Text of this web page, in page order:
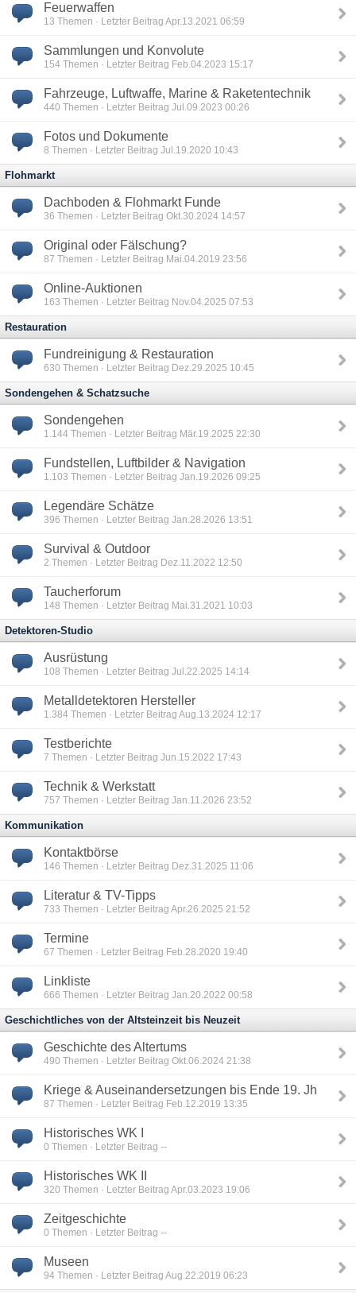
Feuerwaffen
13 Themen · Letzter Beitrag Apr.13.2021 06:59
Sammlungen und Konvolute
154 Themen · Letzter Beitrag Feb.04.2023 15:17
Fahrzeuge, Luftwaffe, Marine & Raketentechnik
440 Themen · Letzter Beitrag Jul.09.2023 00:26
Fotos und Dokumente
8 Themen · Letzter Beitrag Jul.19.2020 10:43
Flohmarkt
Dachboden & Flohmarkt Funde
36 Themen · Letzter Beitrag Okt.30.2024 14:57
Original oder Fälschung?
87 Themen · Letzter Beitrag Mai.04.2019 23:56
Online-Auktionen
163 Themen · Letzter Beitrag Nov.04.2025 07:53
Restauration
Fundreinigung & Restauration
630 Themen · Letzter Beitrag Dez.29.2025 10:45
Sondengehen & Schatzsuche
Sondengehen
1.144 Themen · Letzter Beitrag Mär.19.2025 22:30
Fundstellen, Luftbilder & Navigation
1.103 Themen · Letzter Beitrag Jan.19.2026 09:25
Legendäre Schätze
396 Themen · Letzter Beitrag Jan.28.2026 13:51
Survival & Outdoor
2 Themen · Letzter Beitrag Dez.11.2022 12:50
Taucherforum
148 Themen · Letzter Beitrag Mai.31.2021 10:03
Detektoren-Studio
Ausrüstung
108 Themen · Letzter Beitrag Jul.22.2025 14:14
Metalldetektoren Hersteller
1.384 Themen · Letzter Beitrag Aug.13.2024 12:17
Testberichte
7 Themen · Letzter Beitrag Jun.15.2022 17:43
Technik & Werkstatt
757 Themen · Letzter Beitrag Jan.11.2026 23:52
Kommunikation
Kontaktbörse
146 Themen · Letzter Beitrag Dez.31.2025 11:06
Literatur & TV-Tipps
733 Themen · Letzter Beitrag Apr.26.2025 21:52
Termine
67 Themen · Letzter Beitrag Feb.28.2020 19:40
Linkliste
666 Themen · Letzter Beitrag Jan.20.2022 00:58
Geschichtliches von der Altsteinzeit bis Neuzeit
Geschichte des Altertums
490 Themen · Letzter Beitrag Okt.06.2024 21:38
Kriege & Auseinandersetzungen bis Ende 19. Jh
87 Themen · Letzter Beitrag Feb.12.2019 13:35
Historisches WK I
0 Themen · Letzter Beitrag --
Historisches WK II
320 Themen · Letzter Beitrag Apr.03.2023 19:06
Zeitgeschichte
0 Themen · Letzter Beitrag --
Museen
94 Themen · Letzter Beitrag Aug.22.2019 06:23